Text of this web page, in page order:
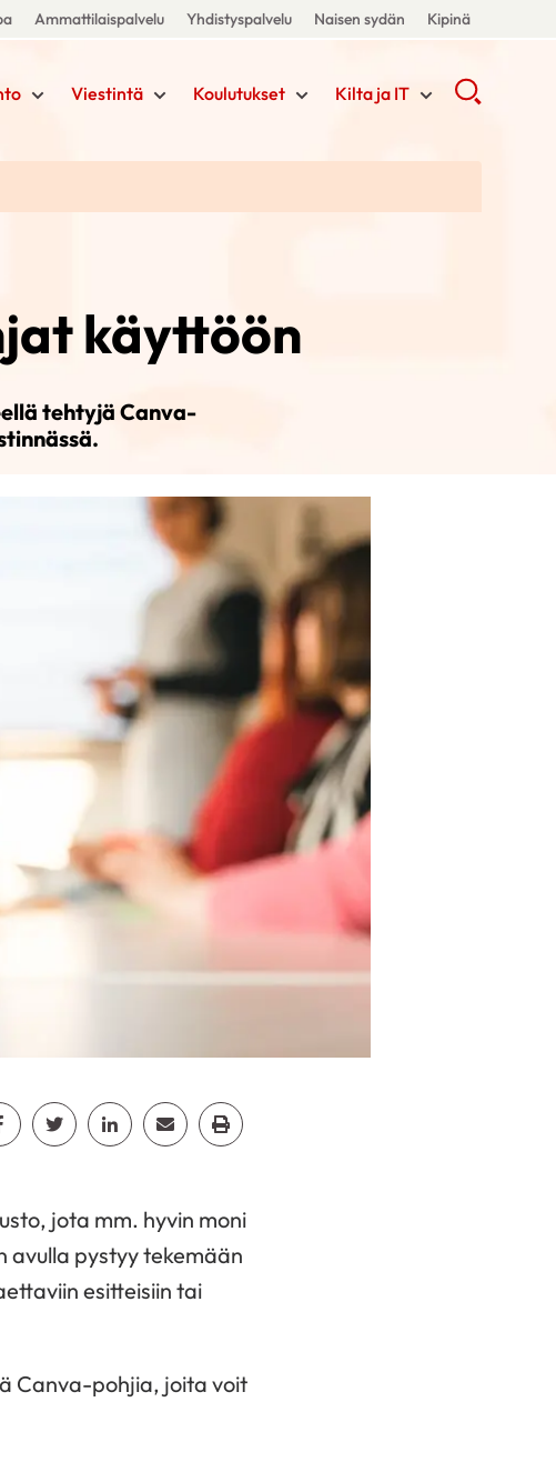
Ammattilaispalvelu Yhdistyspalvelu Naisen sydän Kipinä
Viestintä Koulutukset Kilta ja IT
käyttöön
tehtyjä Canva-
Jaa Facebook
Jaa TwitterJaa LinkedinJaa EmailJaa Print
jota mm. hyvin moni
avulla pystyy tekemään
esitteisiin tai
Canva-pohjia, joita voit